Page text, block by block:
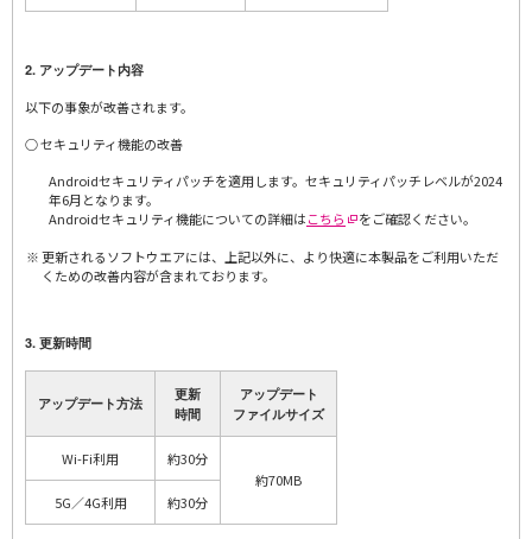
2. アップデート内容
以下の事象が改善されます。
○ セキュリティ機能の改善
Androidセキュリティパッチを適用します。セキュリティパッチレベルが2024
年6月となります。
Androidセキュリティ機能についての詳細はこちら
をご確認ください。
更新されるソフトウエアには、上記以外に、より快適に本製品をご利用いただ
くための改善内容が含まれております。
3. 更新時間
アップデート方法
更新
時間
アップデート
ファイルサイズ
Wi-Fi利用
約30分
約70MB
5G／4G利用
約30分